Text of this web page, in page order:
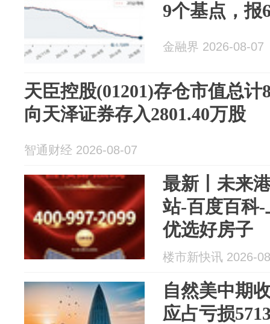
9个基点，报
金融界 2026-08-07
天臣控股(01201)存仓市值总计
向天泽证券存入2801.40万股
智通财经 2026-08-07
最新丨未来
站-百度百科
优选好房子
楼市新快讯 2026-
自然美中期
应占亏损